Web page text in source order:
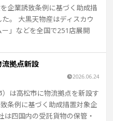
企業誘致条例に基づく助成措
。 大黒天物産はディスカウ
」などを全国で251店展開
拠点新設
2026.06.24
は高松市に物流拠点を新設す
条例に基づく助成措置対象企
四国内の受託貨物の保管・